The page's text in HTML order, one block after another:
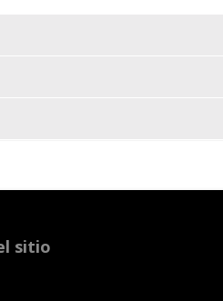
sitio